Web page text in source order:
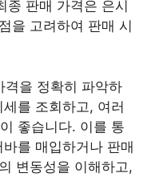
종 판매 가격은 은시
을 고려하여 판매 시
격을 정확히 파악하
를 조회하고, 여러
좋습니다. 이를 통
를 매입하거나 판매
변동성을 이해하고,